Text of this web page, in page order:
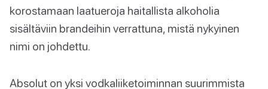
korostamaan laatueroja haitallista alkoholia
sisältäviin brandeihin verrattuna, mistä nykyinen
nimi on johdettu.
Absolut on yksi vodkaliiketoiminnan suurimmista